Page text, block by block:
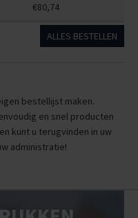
€80,74
ALLES BESTELLEN
bestellijst maken.
en snel producten
kunt u terugvinden in uw
administratie!